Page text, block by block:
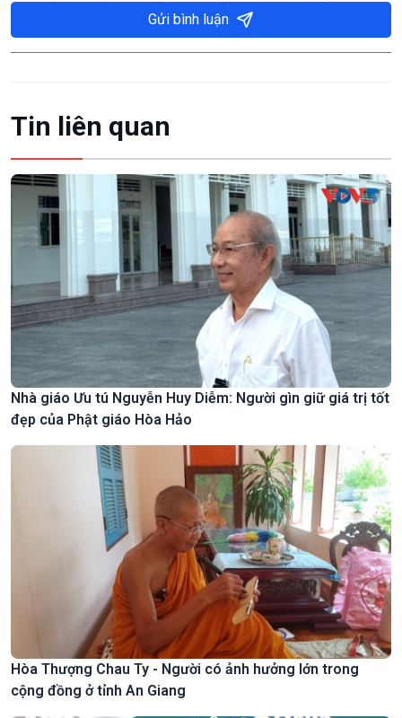
Gửi bình luận
Tin liên quan
Nhà giáo Ưu tú Nguyễn Huy Diễm: Người gìn giữ giá trị tốt
đẹp của Phật giáo Hòa Hảo
Hòa Thượng Chau Ty - Người có ảnh hưởng lớn trong
cộng đồng ở tỉnh An Giang